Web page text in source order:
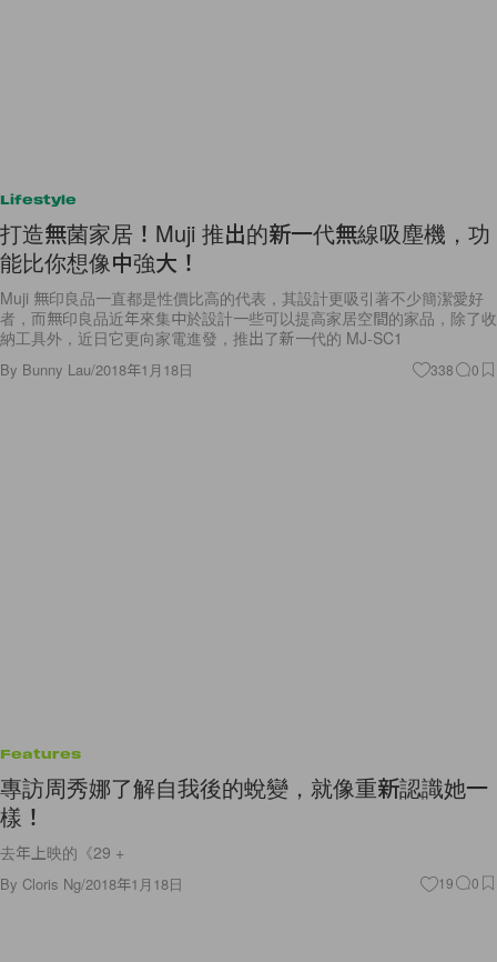
Lifestyle
打造無菌家居！Muji 推出的新一代無線吸塵機，功
能比你想像中強大！
Muji 無印良品一直都是性價比高的代表，其設計更吸引著不少簡潔愛好
者，而無印良品近年來集中於設計一些可以提高家居空間的家品，除了收
納工具外，近日它更向家電進發，推出了新一代的 MJ-SC1
By Bunny Lau/2018年1月18日 338 0
Features
專訪周秀娜了解自我後的蛻變，就像重新認識她一
樣！
去年上映的《29 +
By Cloris Ng/2018年1月18日 19 0